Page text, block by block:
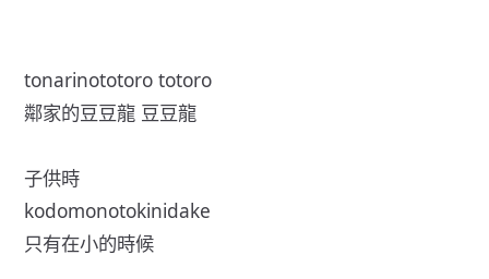
tonarinototoro totoro
鄰家的豆豆龍 豆豆龍
子供時
kodomonotokinidake
只有在小的時候